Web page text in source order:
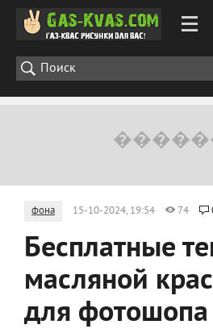
фона 15-10-2024, 19:54 74
Бесплатные
масляной
для фотошопа